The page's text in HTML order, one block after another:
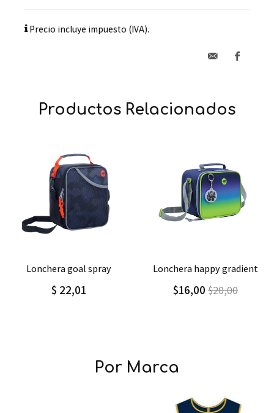
Precio incluye impuesto (IVA).
Productos Relacionados
Agregar Detalle
lonchera goal spray
$ 22,01
Agregar Detalle
lonchera happy gradient
$16,00 $20,00
Por Marca